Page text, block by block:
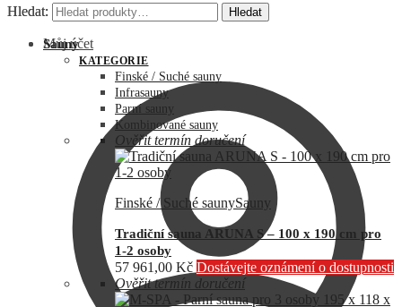
Hledat: Hledat
Můj účet
Hledat: Hledat
Sauny
KATEGORIE
Finské / Suché sauny
Infrasauny
Parní sauny
Kombinované sauny
Ověřit termín doručení
Finské / Suché saunySauny
Tradiční sauna ARUNA S – 100 x 190 cm pro
1-2 osoby
57 961,00 Kč Dostávejte oznámení o dostupnosti
Ověřit termín doručení